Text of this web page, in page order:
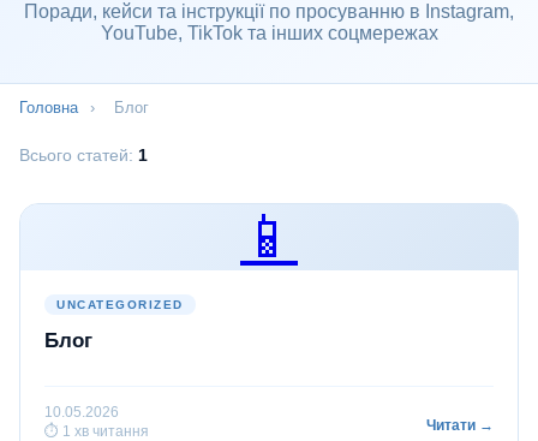
Поради, кейси та інструкції по просуванню в Instagram,
YouTube, TikTok та інших соцмережах
Головна › Блог
Всього статей: 1
📱
UNCATEGORIZED
Блог
10.05.2026
⏱ 1 хв читання
Читати →